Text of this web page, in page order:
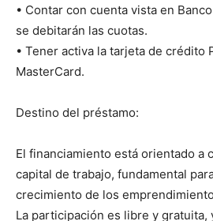
• Contar con cuenta vista en
se debitarán las cuotas.
• Tener activa la tarjeta de crédito
MasterCard.
Destino del préstamo:
El financiamiento está orientado a
capital de trabajo, fundamental
crecimiento de los
La participación es libre y gratuita,